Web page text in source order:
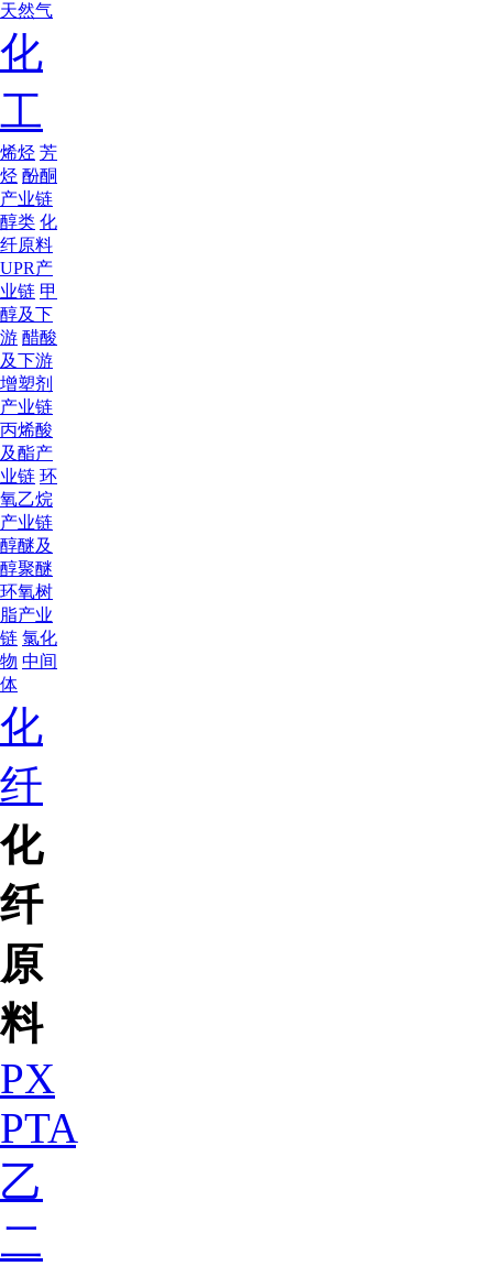
天然气
化
工
烯烃 芳
烃 酚酮
产业链
醇类 化
纤原料
UPR产
业链 甲
醇及下
游 醋酸
及下游
增塑剂
产业链
丙烯酸
及酯产
业链 环
氧乙烷
产业链
醇醚及
醇聚醚
环氧树
脂产业
链 氯化
物 中间
体
化
纤
化
纤
原
料
PX
PTA
乙
二